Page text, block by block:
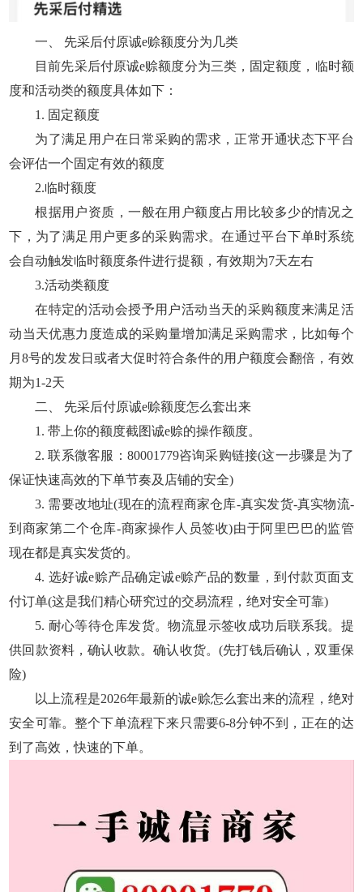
一、 先采后付原诚e赊额度分为几类
目前先采后付原诚e赊额度分为三类，固定额度，临时额
度和活动类的额度具体如下：
1. 固定额度
为了满足用户在日常采购的需求，正常开通状态下平台
会评估一个固定有效的额度
2.临时额度
根据用户资质，一般在用户额度占用比较多少的情况之
下，为了满足用户更多的采购需求。在通过平台下单时系统
会自动触发临时额度条件进行提额，有效期为7天左右
3.活动类额度
在特定的活动会授予用户活动当天的采购额度来满足活
动当天优惠力度造成的采购量增加满足采购需求，比如每个
月8号的发发日或者大促时符合条件的用户额度会翻倍，有效
期为1-2天
二、 先采后付原诚e赊额度怎么套出来
1. 带上你的额度截图诚e赊的操作额度。
2. 联系微客服：80001779咨询采购链接(这一步骤是为了
保证快速高效的下单节奏及店铺的安全)
3. 需要改地址(现在的流程商家仓库-真实发货-真实物流-
到商家第二个仓库-商家操作人员签收)由于阿里巴巴的监管
现在都是真实发货的。
4. 选好诚e赊产品确定诚e赊产品的数量，到付款页面支
付订单(这是我们精心研究过的交易流程，绝对安全可靠)
5. 耐心等待仓库发货。物流显示签收成功后联系我。提
供回款资料，确认收款。确认收货。(先打钱后确认，双重保
险)
以上流程是2026年最新的诚e赊怎么套出来的流程，绝对
安全可靠。整个下单流程下来只需要6-8分钟不到，正在的达
到了高效，快速的下单。